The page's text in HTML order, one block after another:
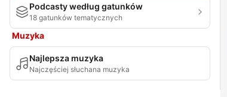
Podcasty według gatunków
18 gatunków tematycznych
Muzyka
Najlepsza muzyka
Najczęściej słuchana muzyka